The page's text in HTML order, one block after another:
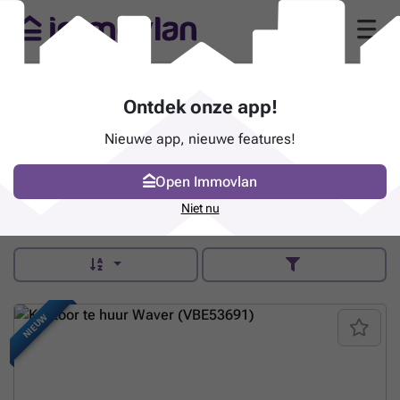
Bierges)
Rue de Wavre 27 - 1301 Bierges
hendrix.be/entreprise
Contacteer
NIEUW
Ontdek onze app!
Nieuwe app, nieuwe features!
Open Immovlan
Niet nu